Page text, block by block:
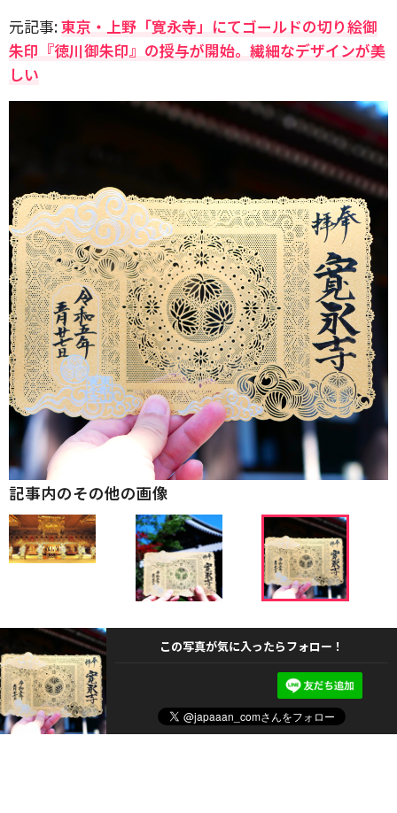
元記事:東京・上野「寛永寺」にてゴールドの切り絵御
朱印『徳川御朱印』の授与が開始。繊細なデザインが美
しい
記事内のその他の画像
この写真が気に入ったらフォロー！